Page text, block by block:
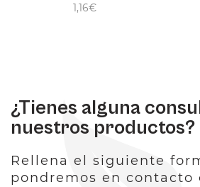
1,16€
¿Tienes alguna
nuestros productos?
Rellena el siguiente
pondremos en contacto